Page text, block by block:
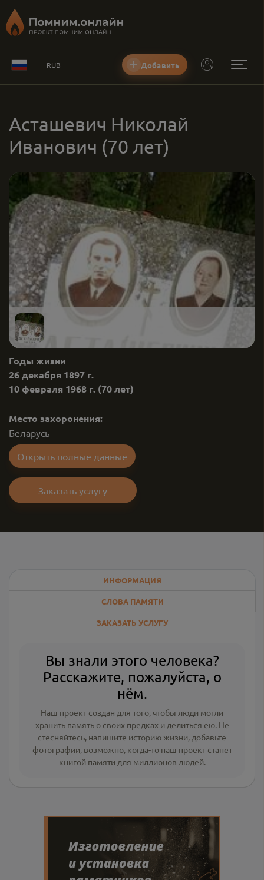
RUB Добавить
Асташевич Николай
Иванович (70 лет)
Годы жизни
26 декабря 1897 г.
10 февраля 1968 г. (70 лет)
Место захоронения:
Беларусь
Открыть полные данные
Заказать услугу
ИНФОРМАЦИЯ
СЛОВА ПАМЯТИ
ЗАКАЗАТЬ УСЛУГУ
Вы знали этого человека?
Расскажите, пожалуйста, о
нём.
Наш проект создан для того, чтобы люди могли
хранить память о своих предках и делиться ею. Не
стесняйтесь, напишите историю жизни, добавьте
фотографии, возможно, когда-то наш проект станет
книгой памяти для миллионов людей.